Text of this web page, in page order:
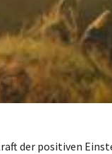
der positiven